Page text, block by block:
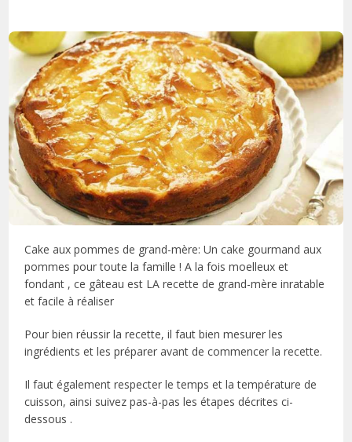
Cake aux pommes de grand-mère: Un cake gourmand aux
pommes pour toute la famille ! A la fois moelleux et
fondant , ce gâteau est LA recette de grand-mère inratable
et facile à réaliser
Pour bien réussir la recette, il faut bien mesurer les
ingrédients et les préparer avant de commencer la recette.
Il faut également respecter le temps et la température de
cuisson, ainsi suivez pas-à-pas les étapes décrites ci-
dessous .